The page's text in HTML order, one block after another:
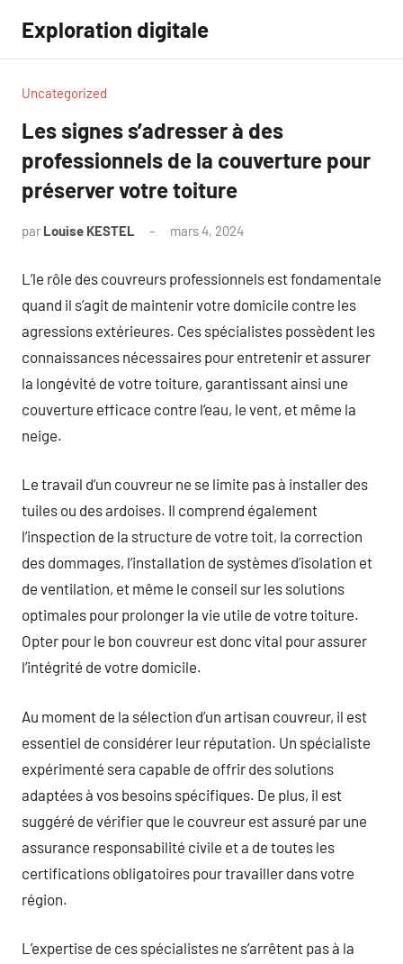
contenu
Exploration digitale
Uncategorized
Les signes s’adresser à des
professionnels de la couverture pour
préserver votre toiture
par Louise KESTEL mars 4, 2024
L’le rôle des couvreurs professionnels est fondamentale
quand il s’agit de maintenir votre domicile contre les
agressions extérieures. Ces spécialistes possèdent les
connaissances nécessaires pour entretenir et assurer
la longévité de votre toiture, garantissant ainsi une
couverture efficace contre l’eau, le vent, et même la
neige.
Le travail d’un couvreur ne se limite pas à installer des
tuiles ou des ardoises. Il comprend également
l’inspection de la structure de votre toit, la correction
des dommages, l’installation de systèmes d’isolation et
de ventilation, et même le conseil sur les solutions
optimales pour prolonger la vie utile de votre toiture.
Opter pour le bon couvreur est donc vital pour assurer
l’intégrité de votre domicile.
Au moment de la sélection d’un artisan couvreur, il est
essentiel de considérer leur réputation. Un spécialiste
expérimenté sera capable de offrir des solutions
adaptées à vos besoins spécifiques. De plus, il est
suggéré de vérifier que le couvreur est assuré par une
assurance responsabilité civile et a de toutes les
certifications obligatoires pour travailler dans votre
région.
L’expertise de ces spécialistes ne s’arrêtent pas à la